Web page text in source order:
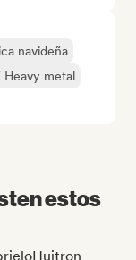
navideña
metal
estos